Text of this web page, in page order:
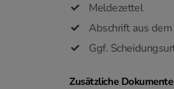
Meldezettel
Abschrift aus
Ggf.
Zusätzliche